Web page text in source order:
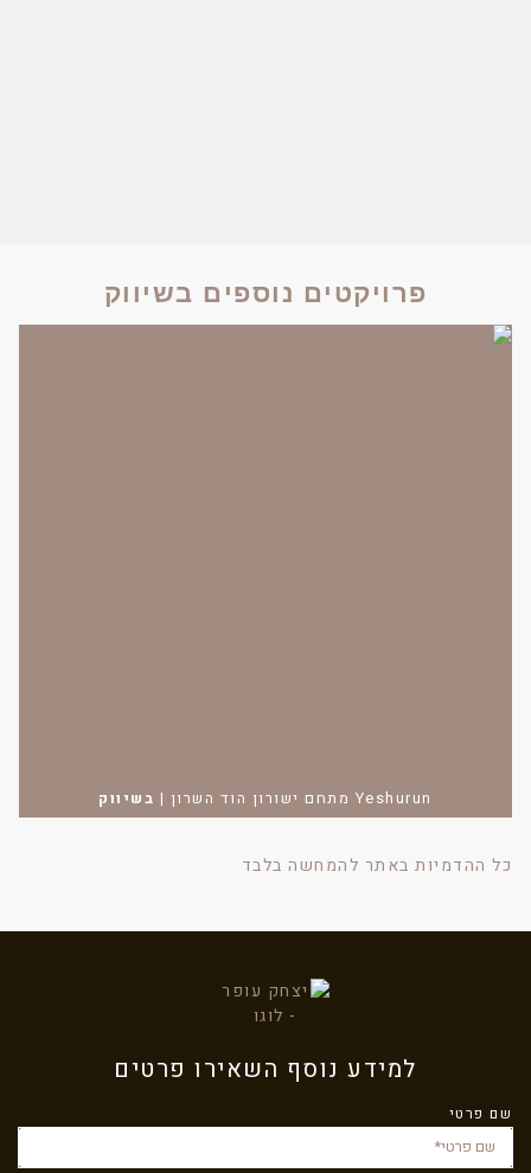
פרויקטים נוספים בשיווק
Yeshurun מתחם ישורון הוד השרון | בשיווק
כל ההדמיות באתר להמחשה בלבד
למידע נוסף השאירו פרטים
שם פרטי